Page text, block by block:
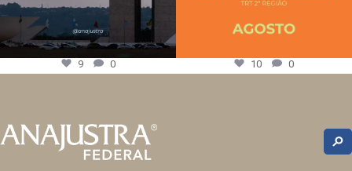
9 0 10 0